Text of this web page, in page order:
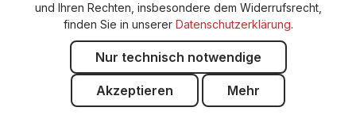
und Ihren Rechten, insbesondere dem Widerrufsrecht,
finden Sie in unserer Datenschutzerklärung.
Nur technisch notwendige
Akzeptieren Mehr